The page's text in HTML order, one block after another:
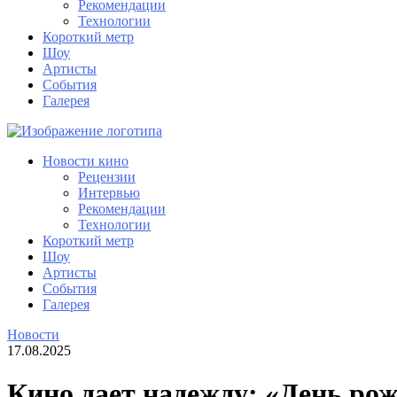
Рекомендации
Технологии
Короткий метр
Шоу
Артисты
События
Галерея
Новости кино
Рецензии
Интервью
Рекомендации
Технологии
Короткий метр
Шоу
Артисты
События
Галерея
Новости
17.08.2025